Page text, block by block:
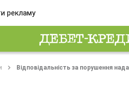
рекламу
Відповідальність за порушення